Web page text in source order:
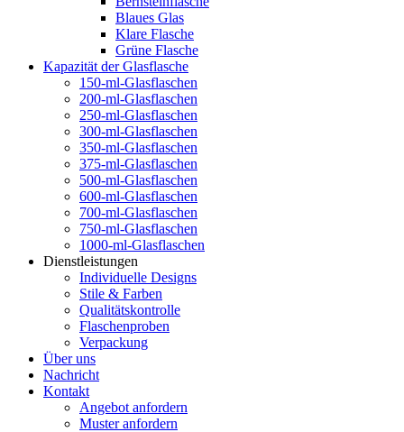
Blaues Glas
Klare Flasche
Grüne Flasche
Kapazität der Glasflasche
150-ml-Glasflaschen
200-ml-Glasflaschen
250-ml-Glasflaschen
300-ml-Glasflaschen
350-ml-Glasflaschen
375-ml-Glasflaschen
500-ml-Glasflaschen
600-ml-Glasflaschen
700-ml-Glasflaschen
750-ml-Glasflaschen
1000-ml-Glasflaschen
Dienstleistungen
Individuelle Designs
Stile & Farben
Qualitätskontrolle
Flaschenproben
Verpackung
Über uns
Nachricht
Kontakt
Angebot anfordern
Muster anfordern